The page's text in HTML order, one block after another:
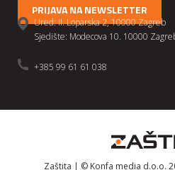
PRIJAVA NA NEWSLETTER
Ured: II. Loparska 2, 10000 Zagreb
Sjedište: Modecova 10. 10000
+385 99 61 61 038
Zaštita | © Konfa media d.o.o.